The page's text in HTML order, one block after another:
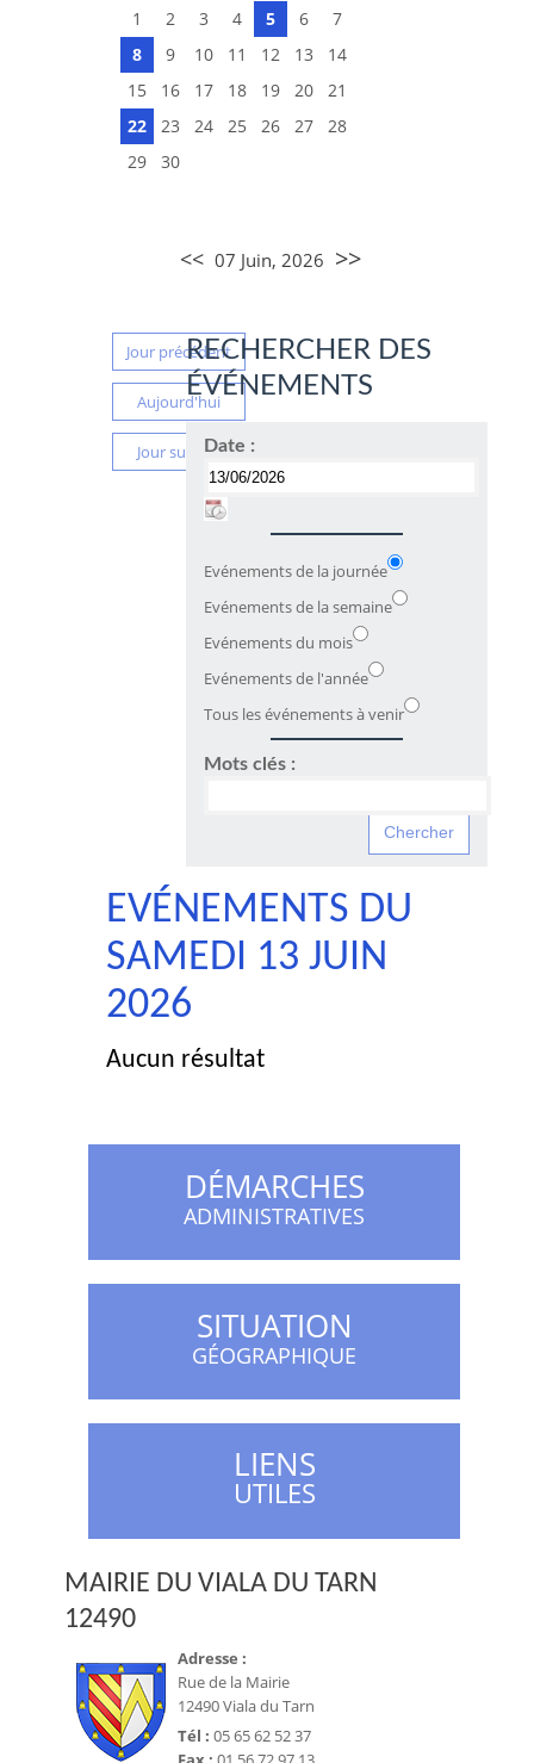
1 2 3 4 5 6
7
8
9 10 11 12 13
14
15
16 17 18 19 20
21
22
23 24 25 26 27
28
29
30
<< 07 Juin, 2026 >>
Jour précédent
Aujourd'hui
Jour suivant
RECHERCHER DES
ÉVÉNEMENTS
Date :
Evénements de la journée
Evénements de la semaine
Evénements du mois
Evénements de l'année
Tous les événements à venir
Mots clés :
EVÉNEMENTS DU
SAMEDI 13 JUIN
2026
Aucun résultat
DÉMARCHES
ADMINISTRATIVES
SITUATION
GÉOGRAPHIQUE
LIENS
UTILES
MAIRIE DU VIALA DU TARN
12490
Adresse :
Rue de la Mairie
12490 Viala du Tarn
Tél : 05 65 62 52 37